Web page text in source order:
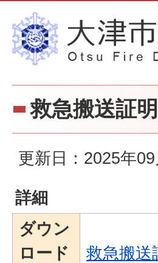
救急搬送証
更新日：2025年09
詳細
ダウン
ロード
救急搬送